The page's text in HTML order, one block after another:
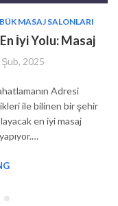
MASAJ SALONLARI
İyi Yolu: Masaj
2025
Adresi
ile bilinen bir şehir
en iyi masaj